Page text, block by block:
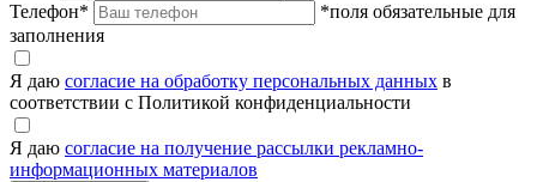
Телефон*
*поля обязательные для
заполнения
Я даю согласие на обработку персональных данных в
соответствии с Политикой конфиденциальности
Я даю согласие на получение рассылки рекламно-
информационных материалов